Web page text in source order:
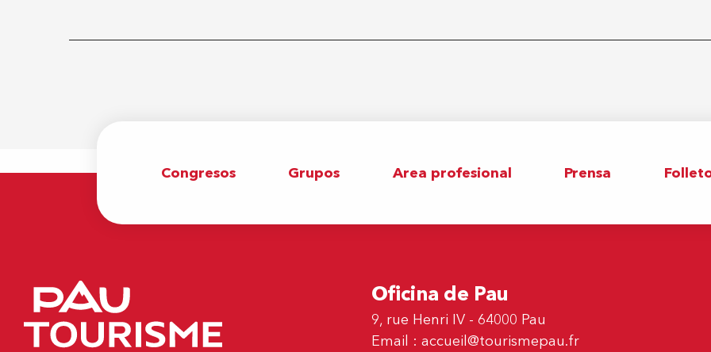
Congresos Grupos Area profesional Prensa
Oficina de Pau
9, rue Henri IV - 64000 Pau
Email : accueil@tourismepau.fr